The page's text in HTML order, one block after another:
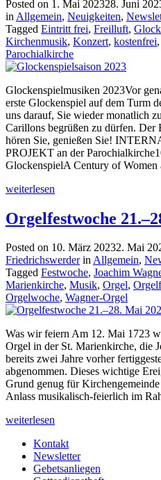
Posted on 1. Mai 202328. Juni
in Allgemein, Neuigkeiten,
Tagged Eintritt frei, Freilluft,
Kirchenmusik, Konzert, kostenfrei,
Parochialkirche
Glockenspielmusiken 2023Vor
erste Glockenspiel auf dem Turm
uns darauf, Sie wieder monatlich
Carillons begrüßen zu dürfen.
hören Sie, genießen Sie!
PROJEKT an der
GlockenspielA Century of Women
weiterlesen
Orgelfestwoche
Posted on 10. März 20232. Mai
FriedrichswerderinAllgemein,
Tagged Festwoche, Joachim
Marienkirche, Musik, Orgel,
Orgelwoche, Wagner-Orgel
Was wir feiern Am 12. Mai 1723
Orgel in der St. Marienkirche, die
bereits zwei Jahre vorher
abgenommen. Dieses wichtige
Grund genug für
Anlass musikalisch-feierlich im
weiterlesen
Kontakt
Newsletter
Gebetsanliegen